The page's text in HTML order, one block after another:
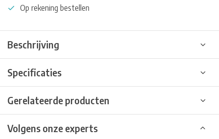
Op rekening bestellen
Beschrijving
Specificaties
Gerelateerde producten
Volgens onze experts